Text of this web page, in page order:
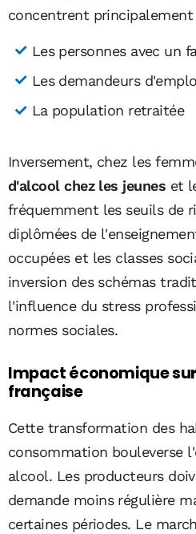
concentrent principalement
Les personnes avec un
Les demandeurs
La population retraitée
Inversement, chez les
d'alcool chez les jeunes et
fréquemment les seuils de
diplômées de
occupées et les classes
inversion des schémas
l'influence du stress
normes sociales.
Impact économique
française
Cette transformation des
consommation bouleverse
alcool. Les producteurs
demande moins régulière
certaines périodes. Le